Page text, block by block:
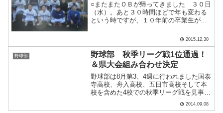
○またまたＯＢが帰ってきました ３０日
（水）。あと３０時間ほどで年も変わる
という時ですが、１０年前の卒業生がグ
（平１８年卒）が結婚されるということ
で、ビデオレターの話が舞い込みまし
た。まずはおめでとうござい.....
2015.12.30
野球部
野球部 秋季リーグ戦1位通過！
＆県大会組み合わせ決定
野球部は8月第3、4週に行われました国泰
寺高校、舟入高校、五日市高校そして本
校を含めた4校での秋季リーグ戦を見事1
位通過し、県大会出場を決めました。多
くのご声援誠にありがとうございまし
2014.09.08